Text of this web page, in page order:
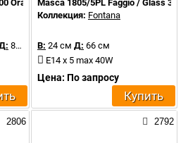
Orange shades
80 см
Masca 1805/5PL Faggio / Glass 391
Коллекция: Fontana
В: 24 см Д: 66 см
E14 x 5 max 40W
Цена: По запросу
Купить
2806 2792